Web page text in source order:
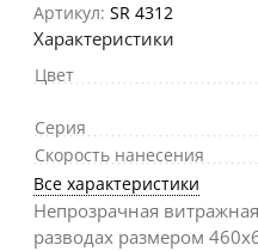
Артикул: SR 4312
Характеристики
Цвет
Серия
Скорость нанесения
Все характеристики
Непрозрачная
разводах размером